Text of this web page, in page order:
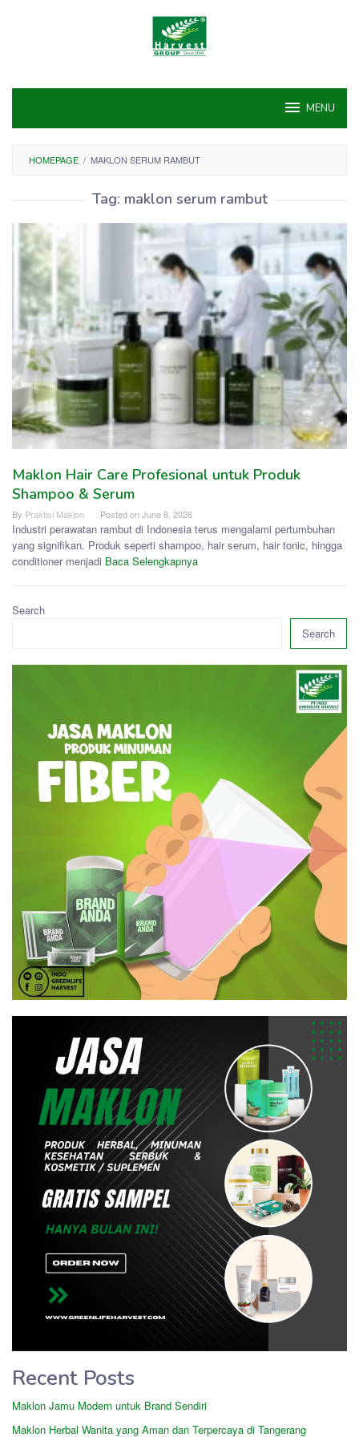
MENU
HOMEPAGE / MAKLON SERUM RAMBUT
Tag: maklon serum rambut
Maklon Hair Care Profesional untuk Produk
Shampoo & Serum
By Praktisi Maklon Posted onJune 8, 2026
Industri perawatan rambut di Indonesia terus mengalami pertumbuhan
yang signifikan. Produk seperti shampoo, hair serum, hair tonic, hingga
conditioner menjadi Baca Selengkapnya
Search
Search
Recent Posts
Maklon Jamu Modern untuk Brand Sendiri
Maklon Herbal Wanita yang Aman dan Terpercaya di Tangerang